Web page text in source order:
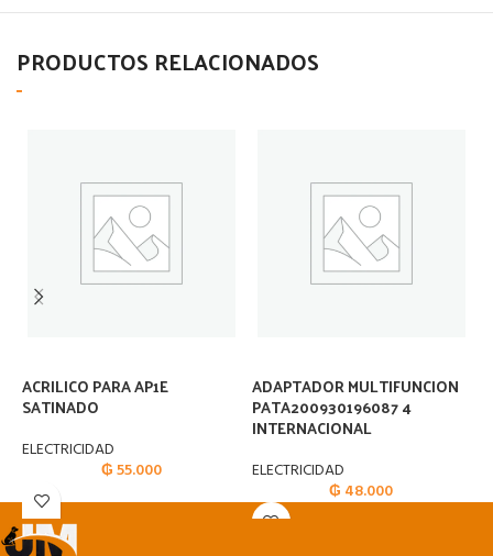
PRODUCTOS RELACIONADOS
ACRILICO PARA AP1E
SATINADO
ELECTRICIDAD
₲55.000
ADAPTADOR MULTIFUNCION
PATA200930196087 4
INTERNACIONAL
ELECTRICIDAD
₲ 48.000